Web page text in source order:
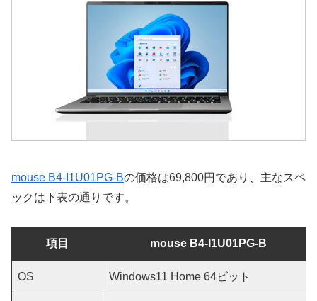
mouse B4-I1U01PG-Bの価格は69,800円であり、主なスペ
ックは下表の通りです。
項目 mouse B4-I1U01PG-B
OS Windows11 Home 64ビット